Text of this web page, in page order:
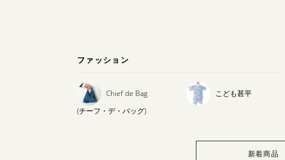
ファッション
Chief de Bag
(チーフ・デ・バッグ)
こども甚平
新着商品